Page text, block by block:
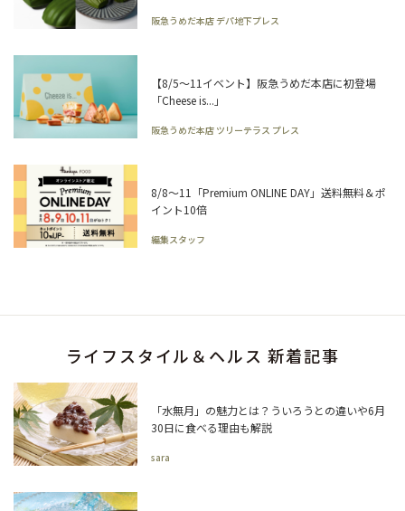
阪急うめだ本店 デパ地下プレス
【8/5～11イベント】阪急うめだ本店に初登場
「Cheese is...」
阪急うめだ本店 ツリーテラス プレス
8/8～11「Premium ONLINE DAY」送料無料＆ポ
イント10倍
編集スタッフ
ライフスタイル＆ヘルス 新着記事
「水無月」の魅力とは？ういろうとの違いや6月
30日に食べる理由も解説
sara